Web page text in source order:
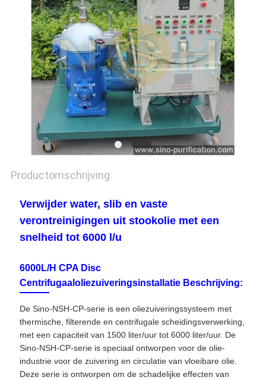
Productomschrijving
Verwijder water, slib en vaste
verontreinigingen uit stookolie met een
snelheid tot 6000 l/u
6000L/H CPA Disc
Centrifugaaloliezuiveringsinstallatie Beschrijving:
De Sino-NSH-CP-serie is een oliezuiveringssysteem met
thermische, filterende en centrifugale scheidingsverwerking,
met een capaciteit van 1500 liter/uur tot 6000 liter/uur. De
Sino-NSH-CP-serie is speciaal ontworpen voor de olie-
industrie voor de zuivering en circulatie van vloeibare olie.
Deze serie is ontworpen om de schadelijke effecten van